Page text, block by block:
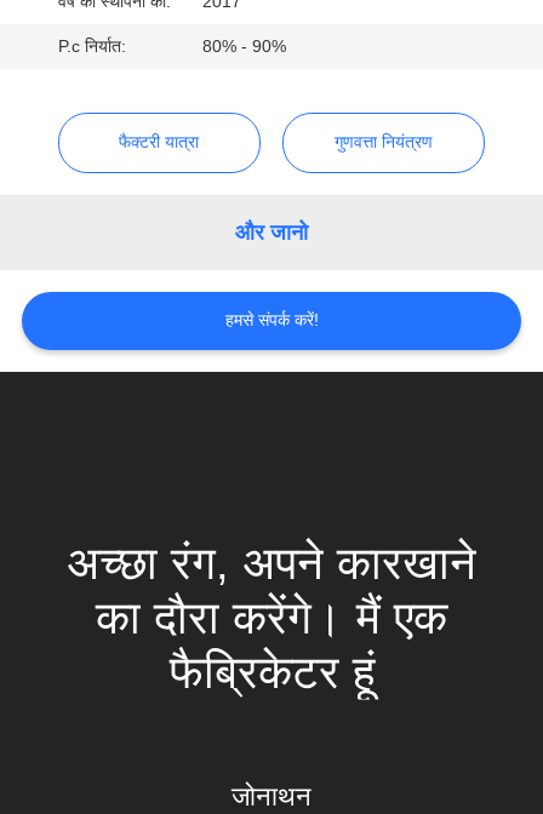
उद्धरण
साइटमैप
PRIVACY
P.c निर्यात: 80% - 90%
फैक्टरी यात्रा गुणवत्ता नियंत्रण
और जानो
हमसे संपर्क करें!
अच्छा रंग, अपने कारखाने
का दौरा करेंगे। मैं एक
फैब्रिकेटर हूं
जोनाथन